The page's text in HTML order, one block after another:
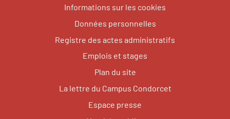
Informations sur les cookies
Données personnelles
Registre des actes administratifs
Emplois et stages
Plan du site
La lettre du Campus Condorcet
Espace presse